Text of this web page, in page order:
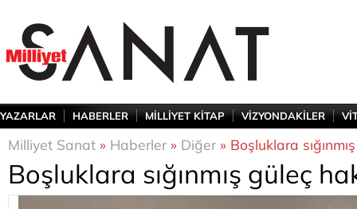
YAZARLAR HABERLER MİLLİYET KİTAP VİZYONDAKİLER
Milliyet Sanat » Haberler» Diğer» Boşluklara
Boşluklara sığınmış güleç